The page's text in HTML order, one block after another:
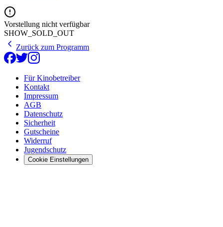
Vorstellung nicht verfügbar
SHOW_SOLD_OUT
Zurück zum Programm
Für Kinobetreiber
Kontakt
Impressum
AGB
Datenschutz
Sicherheit
Gutscheine
Widerruf
Jugendschutz
Cookie Einstellungen